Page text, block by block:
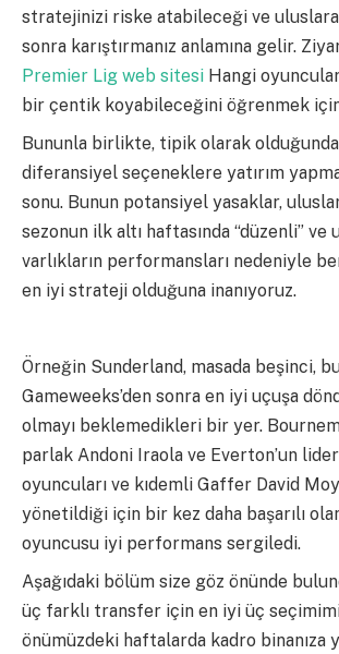
stratejinizi riske atabileceği ve
sonra karıştırmanız anlamına gelir.
Premier Lig web sitesi Hangi
bir çentik koyabileceğini öğrenmek
Bununla birlikte, tipik olarak
diferansiyel seçeneklere yatırım
sonu. Bunun potansiyel yasaklar,
sezonun ilk altı haftasında “düzenli” ve
varlıkların performansları nedeniyle
en iyi strateji olduğuna inanıyoruz.
Örneğin Sunderland, masada beşinci,
Gameweeks’den sonra en iyi uçuşa
olmayı beklemedikleri bir yer.
parlak Andoni Iraola ve Everton’un
oyuncuları ve kıdemli Gaffer David
yönetildiği için bir kez daha başarılı
oyuncusu iyi performans sergiledi.
Aşağıdaki bölüm size göz önünde
üç farklı transfer için en iyi üç
önümüzdeki haftalarda kadro binanıza